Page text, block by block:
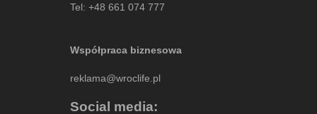
Tel: +48 661 074 777
Współpraca biznesowa
reklama@wroclife.pl
Social media: